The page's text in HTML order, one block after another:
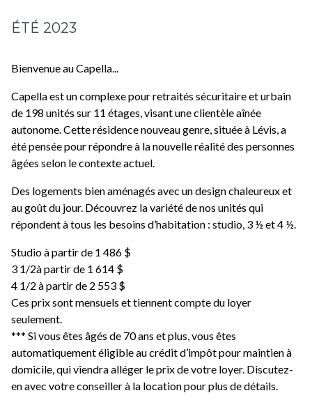
ÉTÉ 2023
Bienvenue au Capella...
Capella est un complexe pour retraités sécuritaire et urbain
de 198 unités sur 11 étages, visant une clientèle aînée
autonome. Cette résidence nouveau genre, située à Lévis, a
été pensée pour répondre à la nouvelle réalité des personnes
âgées selon le contexte actuel.
Des logements bien aménagés avec un design chaleureux et
au goût du jour. Découvrez la variété de nos unités qui
répondent à tous les besoins d’habitation : studio, 3 ½ et 4 ½.
Studio à partir de 1 486 $
3 1/2à partir de 1 614 $
4 1/2 à partir de 2 553 $
Ces prix sont mensuels et tiennent compte du loyer
seulement.
*** Si vous êtes âgés de 70 ans et plus, vous êtes
automatiquement éligible au crédit d’impôt pour maintien à
domicile, qui viendra alléger le prix de votre loyer. Discutez-
en avec votre conseiller à la location pour plus de détails.